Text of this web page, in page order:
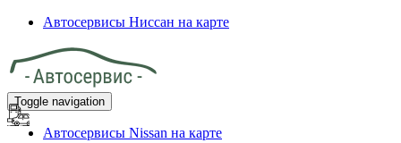
Автосервисы Ниссан на карте
Toggle navigation
Автосервисы Nissan на карте